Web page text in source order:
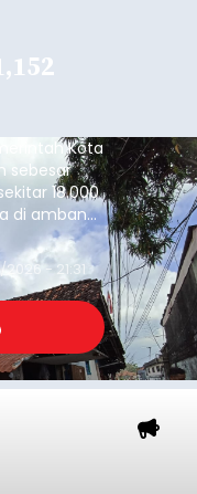
Kota
sebesar
18.000
di ambang
diambil
pada
tidak
2026 - 21:31